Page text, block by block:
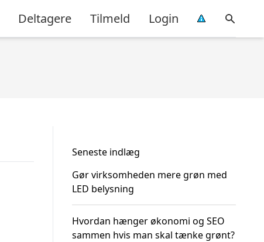
Deltagere Tilmeld Login
Seneste indlæg
Gør virksomheden mere grøn med
LED belysning
Hvordan hænger økonomi og SEO
sammen hvis man skal tænke grønt?